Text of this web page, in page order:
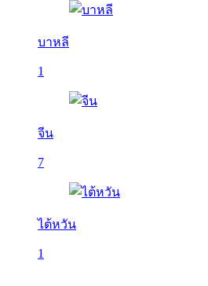
บาหลี
1
จีน
7
ไต้หวัน
1